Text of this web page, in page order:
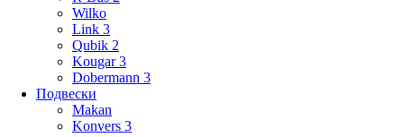
Wilko
Link 3
Qubik 2
Kougar 3
Dobermann 3
Подвески
Makan
Konvers 3